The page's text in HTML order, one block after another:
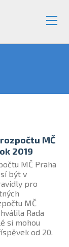
MČ
2019
MČ Praha
být v
pro
MČ
Rada
si mohou
od 20.